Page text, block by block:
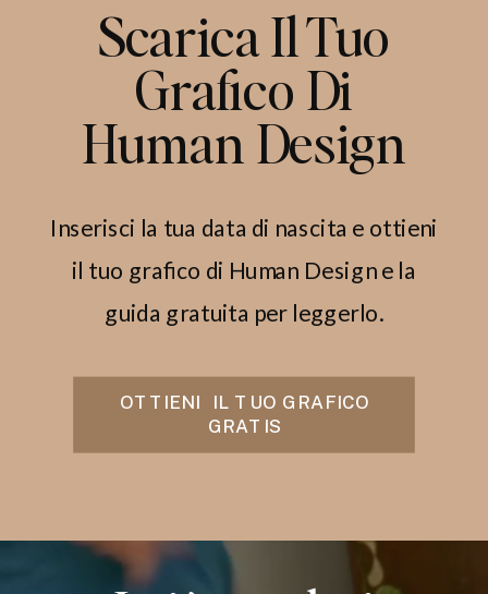
Scarica Il Tuo
Grafico Di
Human Design
Inserisci la tua data di nascita e ottieni
il tuo grafico di Human Design e la
guida gratuita per leggerlo.
OTTIENI IL TUO GRAFICO
GRATIS